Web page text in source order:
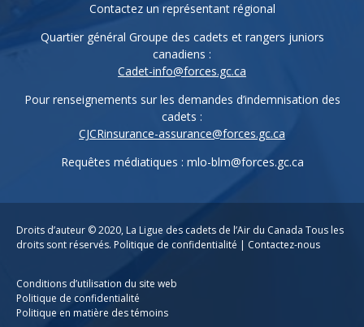
Contactez un représentant régional
Quartier général Groupe des cadets et rangers juniors
canadiens :
Cadet-info@forces.gc.ca
Pour renseignements sur les demandes d’indemnisation des
cadets :
CJCRinsurance-assurance@forces.gc.ca
Requêtes médiatiques : mlo-blm@forces.gc.ca
Droits d’auteur © 2020, La Ligue des cadets de l’Air du Canada Tous les
droits sont réservés. Politique de confidentialité | Contactez-nous
Conditions d’utilisation du site web
Politique de confidentialité
Politique en matière des témoins